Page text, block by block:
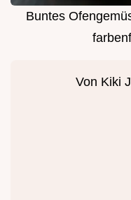
Buntes
Von Kiki